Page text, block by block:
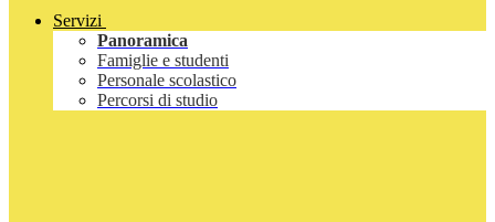
Servizi
Panoramica
Famiglie e studenti
Personale scolastico
Percorsi di studio